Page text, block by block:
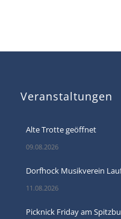
Veranstaltungen
Alte Trotte geöffnet
09.08.2026
Dorfhock Musikverein
11.08.2026
Picknick Friday am